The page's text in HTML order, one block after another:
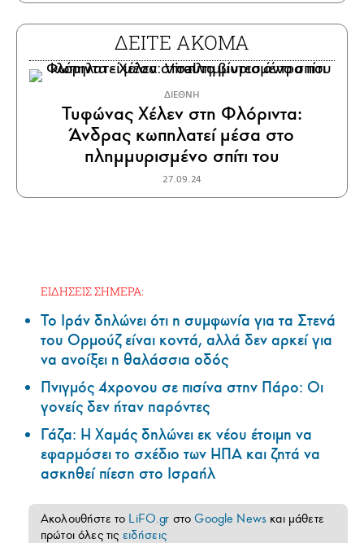
ΔΕΙΤΕ ΑΚΟΜΑ
ΔΙΕΘΝΗ
Τυφώνας Χέλεν στη Φλόριντα:
Άνδρας κωπηλατεί μέσα στο
πλημμυρισμένο σπίτι του
27.09.24
ΕΙΔΗΣΕΙΣ ΣΗΜΕΡΑ:
Το Ιράν δηλώνει ότι η συμφωνία για τα Στενά
του Ορμούζ είναι κοντά, αλλά δεν αρκεί για
να ανοίξει η θαλάσσια οδός
Πνιγμός 4χρονου σε πισίνα στην Πάρο: Οι
γονείς δεν ήταν παρόντες
Γάζα: Η Χαμάς δηλώνει εκ νέου έτοιμη να
εφαρμόσει το σχέδιο των ΗΠΑ και ζητά να
ασκηθεί πίεση στο Ισραήλ
Ακολουθήστε το LiFO.gr στοGoogle News και μάθετε
πρώτοι όλες τις ειδήσεις